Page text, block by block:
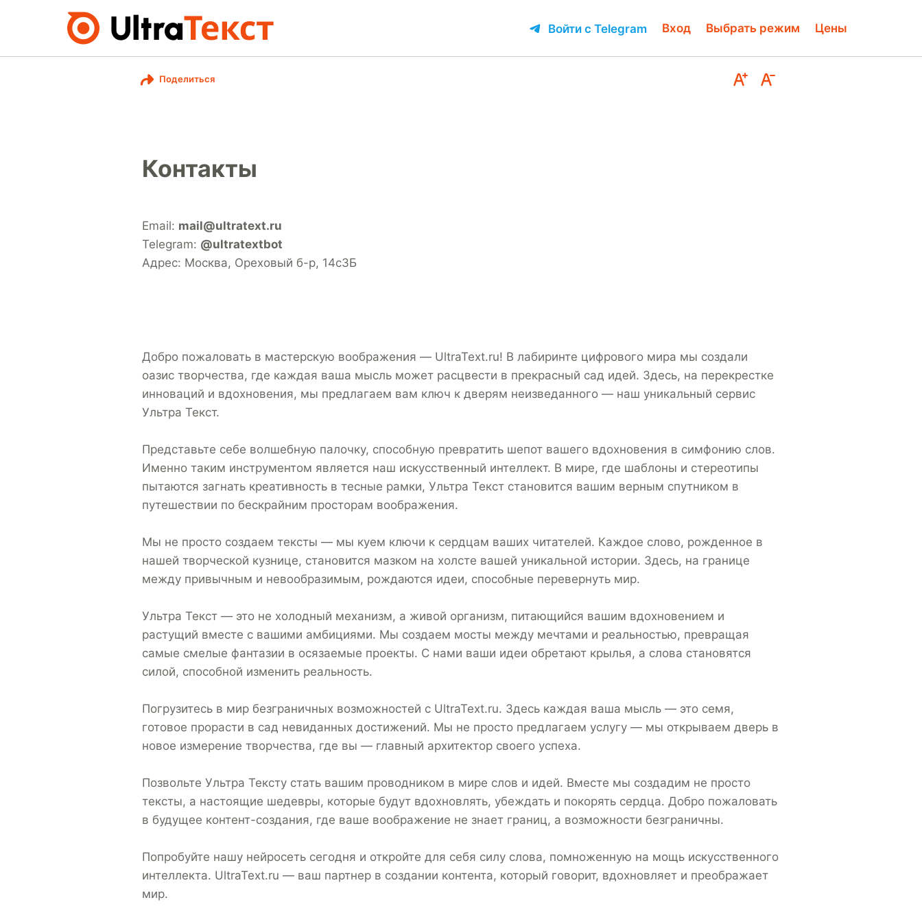
Войти с Telegram Вход Выбрать режим Цены
Поделиться
Контакты
Email: mail@ultratext.ru
Telegram: @ultratextbot
Адрес: Москва, Ореховый б-р, 14с3Б
Добро пожаловать в мастерскую воображения — UltraText.ru! В лабиринте цифрового мира мы создали
оазис творчества, где каждая ваша мысль может расцвести в прекрасный сад идей. Здесь, на перекрестке
инноваций и вдохновения, мы предлагаем вам ключ к дверям неизведанного — наш уникальный сервис
Ультра Текст.
Представьте себе волшебную палочку, способную превратить шепот вашего вдохновения в симфонию слов.
Именно таким инструментом является наш искусственный интеллект. В мире, где шаблоны и стереотипы
пытаются загнать креативность в тесные рамки, Ультра Текст становится вашим верным спутником в
путешествии по бескрайним просторам воображения.
Мы не просто создаем тексты — мы куем ключи к сердцам ваших читателей. Каждое слово, рожденное в
нашей творческой кузнице, становится мазком на холсте вашей уникальной истории. Здесь, на границе
между привычным и невообразимым, рождаются идеи, способные перевернуть мир.
Ультра Текст — это не холодный механизм, а живой организм, питающийся вашим вдохновением и
растущий вместе с вашими амбициями. Мы создаем мосты между мечтами и реальностью, превращая
самые смелые фантазии в осязаемые проекты. С нами ваши идеи обретают крылья, а слова становятся
силой, способной изменить реальность.
Погрузитесь в мир безграничных возможностей с UltraText.ru. Здесь каждая ваша мысль — это семя,
готовое прорасти в сад невиданных достижений. Мы не просто предлагаем услугу — мы открываем дверь в
новое измерение творчества, где вы — главный архитектор своего успеха.
Позвольте Ультра Тексту стать вашим проводником в мире слов и идей. Вместе мы создадим не просто
тексты, а настоящие шедевры, которые будут вдохновлять, убеждать и покорять сердца. Добро пожаловать
в будущее контент-создания, где ваше воображение не знает границ, а возможности безграничны.
Попробуйте нашу нейросеть сегодня и откройте для себя силу слова, помноженную на мощь искусственного
интеллекта. UltraText.ru — ваш партнер в создании контента, который говорит, вдохновляет и преображает
мир.